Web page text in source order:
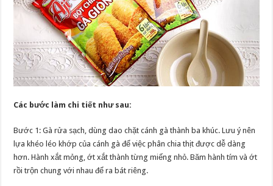
Các bước làm chi tiết như sau:
Bước 1: Gà rửa sạch, dùng dao chặt cánh gà thành ba khúc. Lưu ý nên
lựa khéo léo khớp của cánh gà để việc phân chia thịt được dễ dàng
hơn. Hành xắt mỏng, ớt xắt thành từng miếng nhỏ. Băm hành tím và ớt
rồi trộn chung với nhau để ra bát riêng.